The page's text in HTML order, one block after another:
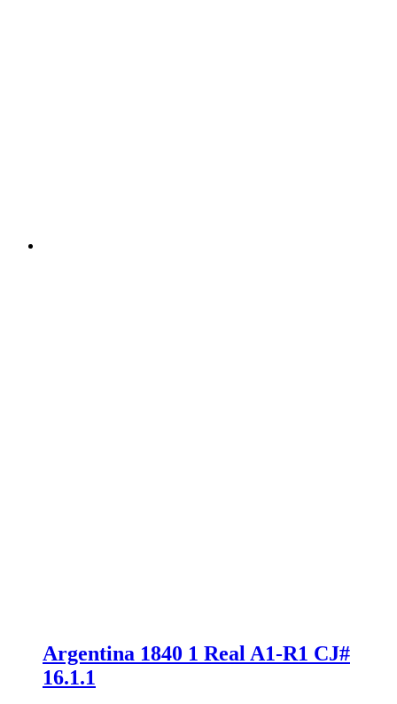
Argentina 1840 1 Real A1-R1 CJ#
16.1.1